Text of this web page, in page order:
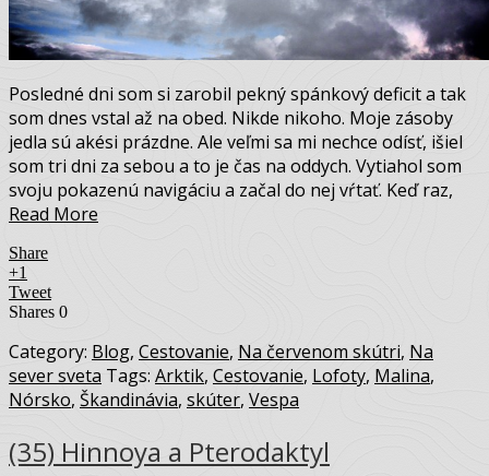
Posledné dni som si zarobil pekný spánkový deficit a tak
som dnes vstal až na obed. Nikde nikoho. Moje zásoby
jedla sú akési prázdne. Ale veľmi sa mi nechce odísť, išiel
som tri dni za sebou a to je čas na oddych. Vytiahol som
svoju pokazenú navigáciu a začal do nej vŕtať. Keď raz,
Read More
Share
+1
Tweet
Shares 0
Category: Blog, Cestovanie, Na červenom skútri, Na
sever sveta Tags: Arktik, Cestovanie, Lofoty, Malina,
Nórsko, Škandinávia, skúter, Vespa
(35) Hinnoya a Pterodaktyl